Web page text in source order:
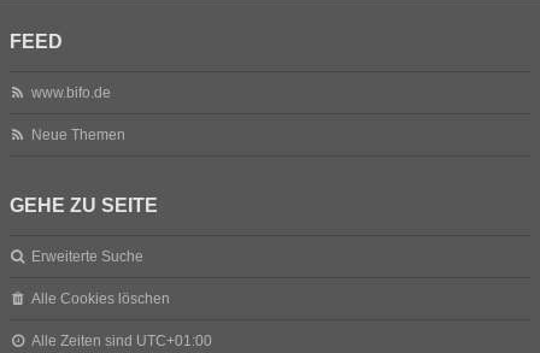
FEED
www.bifo.de
Neue Themen
GEHE ZU SEITE
Erweiterte Suche
Alle Cookies löschen
Alle Zeiten sind UTC+01:00